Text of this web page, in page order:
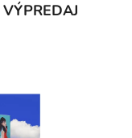
VÝPREDAJ